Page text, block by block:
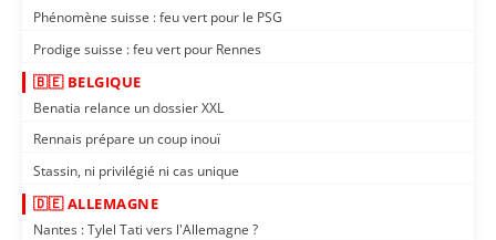
Phénomène suisse : feu vert pour le PSG
Prodige suisse : feu vert pour Rennes
🇧🇪 BELGIQUE
Benatia relance un dossier XXL
Rennais prépare un coup inouï
Stassin, ni privilégié ni cas unique
🇩🇪 ALLEMAGNE
Nantes : Tylel Tati vers l'Allemagne ?